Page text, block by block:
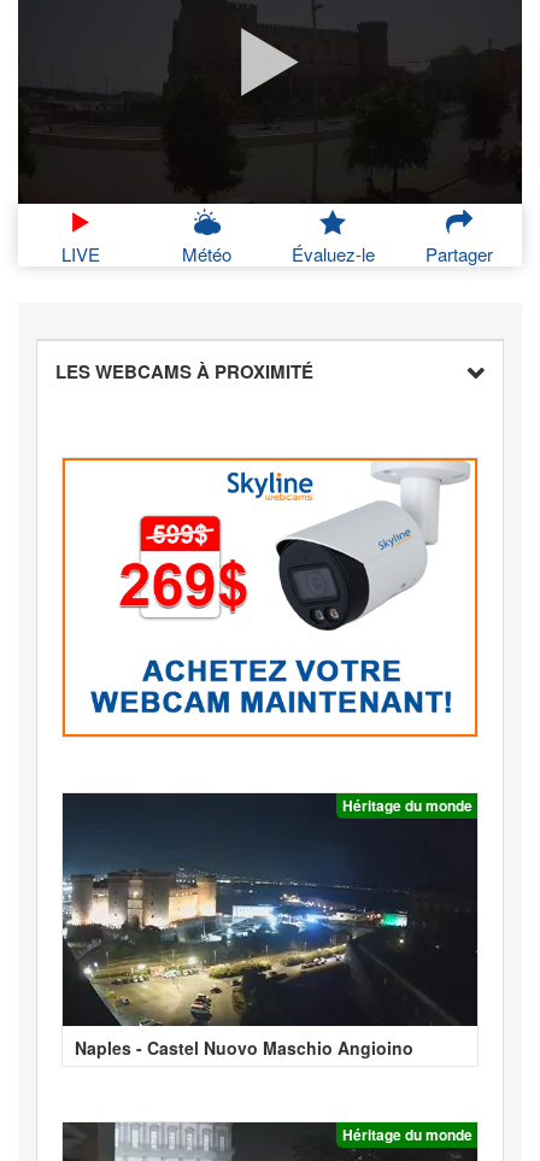
LIVE Météo Évaluez-le Partager
LES WEBCAMS À PROXIMITÉ
Héritage du monde
Naples - Castel Nuovo Maschio Angioino
Héritage du monde